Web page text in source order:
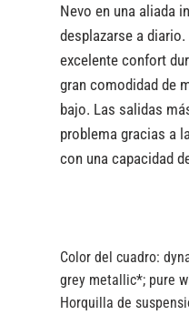
Nevo en una aliada
desplazarse a
excelente confort
gran comodidad de
bajo. Las salidas
problema gracias a
con una capacidad
Color del cuadro:
grey metallic*; pure
Horquilla de